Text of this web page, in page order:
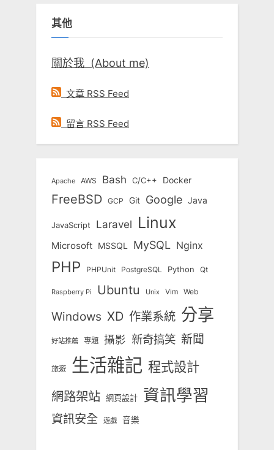
字:
其他
關於我 (About me)
文章 RSS Feed
留言 RSS Feed
Apache AWS Bash C/C++ Docker
FreeBSD GCP Git Google Java
JavaScript Laravel Linux
Microsoft MSSQL MySQL Nginx
PHP PHPUnit PostgreSQL Python Qt
Raspberry Pi Ubuntu Unix Vim Web
Windows XD 作業系統 分享
好站推薦 專題 攝影 新奇搞笑 新聞
旅遊 生活雜記 程式設計
網路架站 網頁設計 資訊學習
資訊安全 遊戲 音樂